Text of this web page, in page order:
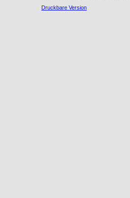
Druckbare Version